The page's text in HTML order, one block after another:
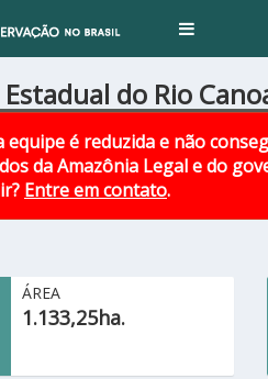
Toggle
do Rio
é reduzida e não
da Amazônia Legal e do
Entre em contato.
ÁREA
1.133,25ha.